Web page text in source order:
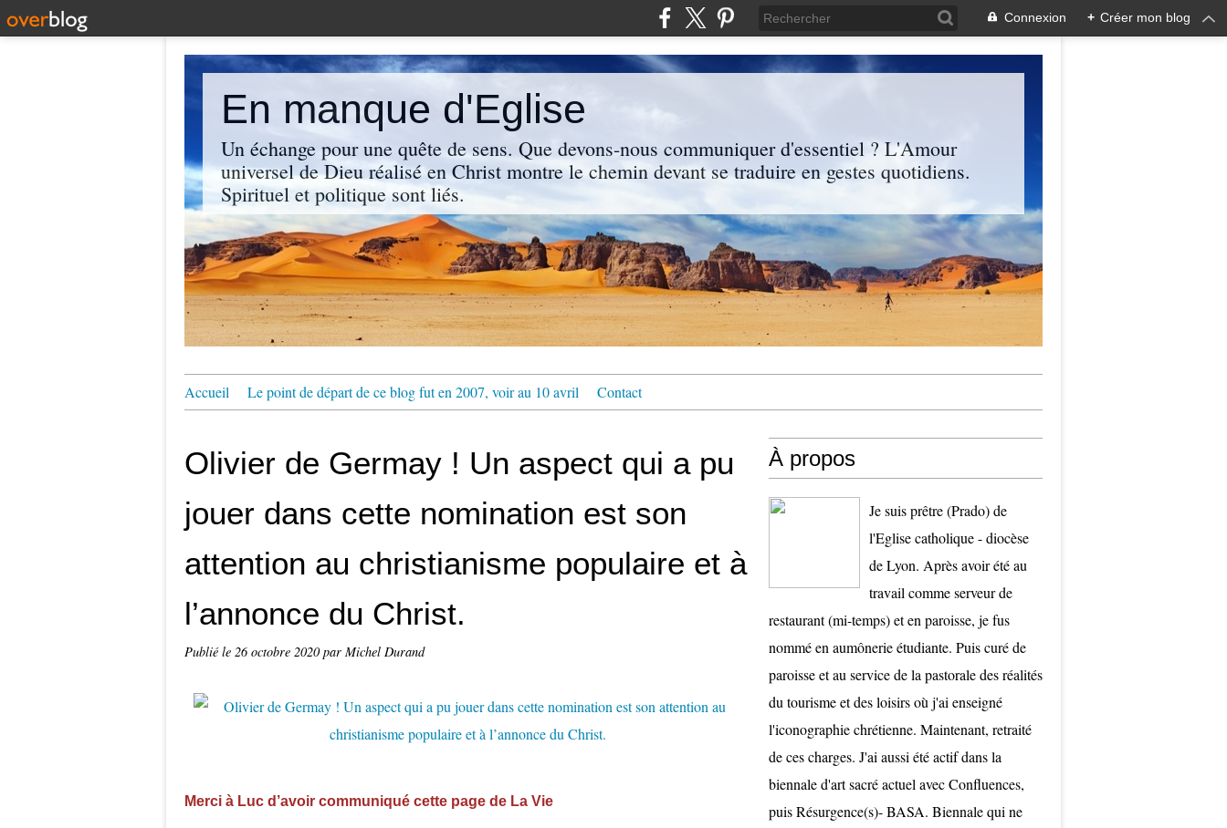
Connexion + Créer mon blog
En manque d'Eglise
Un échange pour une quête de sens. Que devons-nous communiquer d'essentiel ? L'Amour
universel de Dieu réalisé en Christ montre le chemin devant se traduire en gestes quotidiens.
Spirituel et politique sont liés.
Accueil Le point de départ de ce blog fut en 2007, voir au 10 avril Contact
Olivier de Germay ! Un aspect qui a pu
jouer dans cette nomination est son
attention au christianisme populaire et à
l’annonce du Christ.
Publié le 26 octobre 2020par Michel Durand
Merci à Luc d’avoir communiqué cette page de La Vie
À propos
Je suis prêtre (Prado) de
l'Eglise catholique - diocèse
de Lyon. Après avoir été au
travail comme serveur de
restaurant (mi-temps) et en paroisse, je fus
nommé en aumônerie étudiante. Puis curé de
paroisse et au service de la pastorale des réalités
du tourisme et des loisirs où j'ai enseigné
l'iconographie chrétienne. Maintenant, retraité
de ces charges. J'ai aussi été actif dans la
biennale d'art sacré actuel avec Confluences,
puis Résurgence(s)- BASA. Biennale qui ne